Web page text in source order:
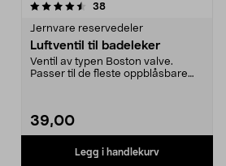
38anmeldelser
Jernvare reservedeler
Luftventil til badeleker
Ventil av typen Boston valve.
Passer til de fleste oppblåsbare
39,00
Legg i handlekurv